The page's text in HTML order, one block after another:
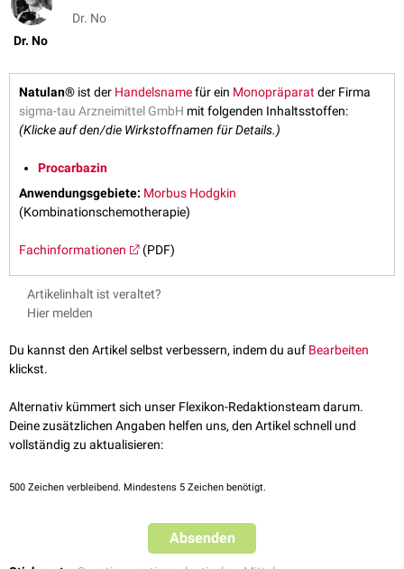
Dr. No
Dr. No
Natulan® ist der Handelsnamefür ein Monopräparatder Firma
sigma-tau Arzneimittel GmbH mit folgenden Inhaltsstoffen:
(Klicke auf den/die Wirkstoffnamen für Details.)
Procarbazin
Anwendungsgebiete: Morbus Hodgkin
(Kombinationschemotherapie)
Fachinformationen (PDF)
Artikelinhalt ist veraltet?
Hier melden
Du kannst den Artikel selbst verbessern, indem du auf Bearbeiten
klickst.
Alternativ kümmert sich unser Flexikon-Redaktionsteam darum.
Deine zusätzlichen Angaben helfen uns, den Artikel schnell und
vollständig zu aktualisieren:
500 Zeichen verbleibend. Mindestens 5 Zeichen benötigt.
Absenden